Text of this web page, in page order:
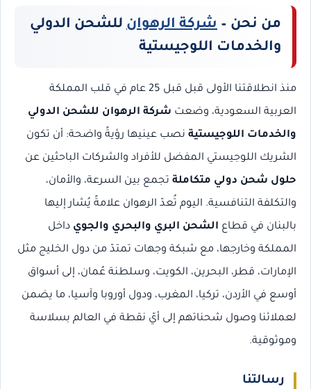
من نحن – شركة الرهوان للشحن الدولي
والخدمات اللوجيستية
منذ انطلاقتنا الأولى قبل قبل 25 عام في قلب المملكة
العربية السعودية، وضعت شركة الرهوان للشحن الدولي
والخدمات اللوجيستية نصب عينيها رؤيةً واضحة: أن تكون
الشريك اللوجيستي المفضل للأفراد والشركات الباحثين عن
حلول شحن دولي متكاملة تجمع بين السرعة، والأمان،
والتكلفة التنافسية. اليوم تُعدّ الرهوان علامةً يُشار إليها
بالبنان في قطاع الشحن البري والبحري والجوي داخل
المملكة وخارجها، مع شبكة وجهات تمتدّ من دول الخليج مثل
الإمارات، قطر، البحرين، الكويت، وسلطنة عُمان، إلى أسواق
أوسع في الأردن، تركيا، المغرب، ودول أوروبا وآسيا، ما يضمن
لعملائنا وصول شحناتهم إلى أيّ نقطة في العالم بسلاسة
وموثوقية.
رسالتنا